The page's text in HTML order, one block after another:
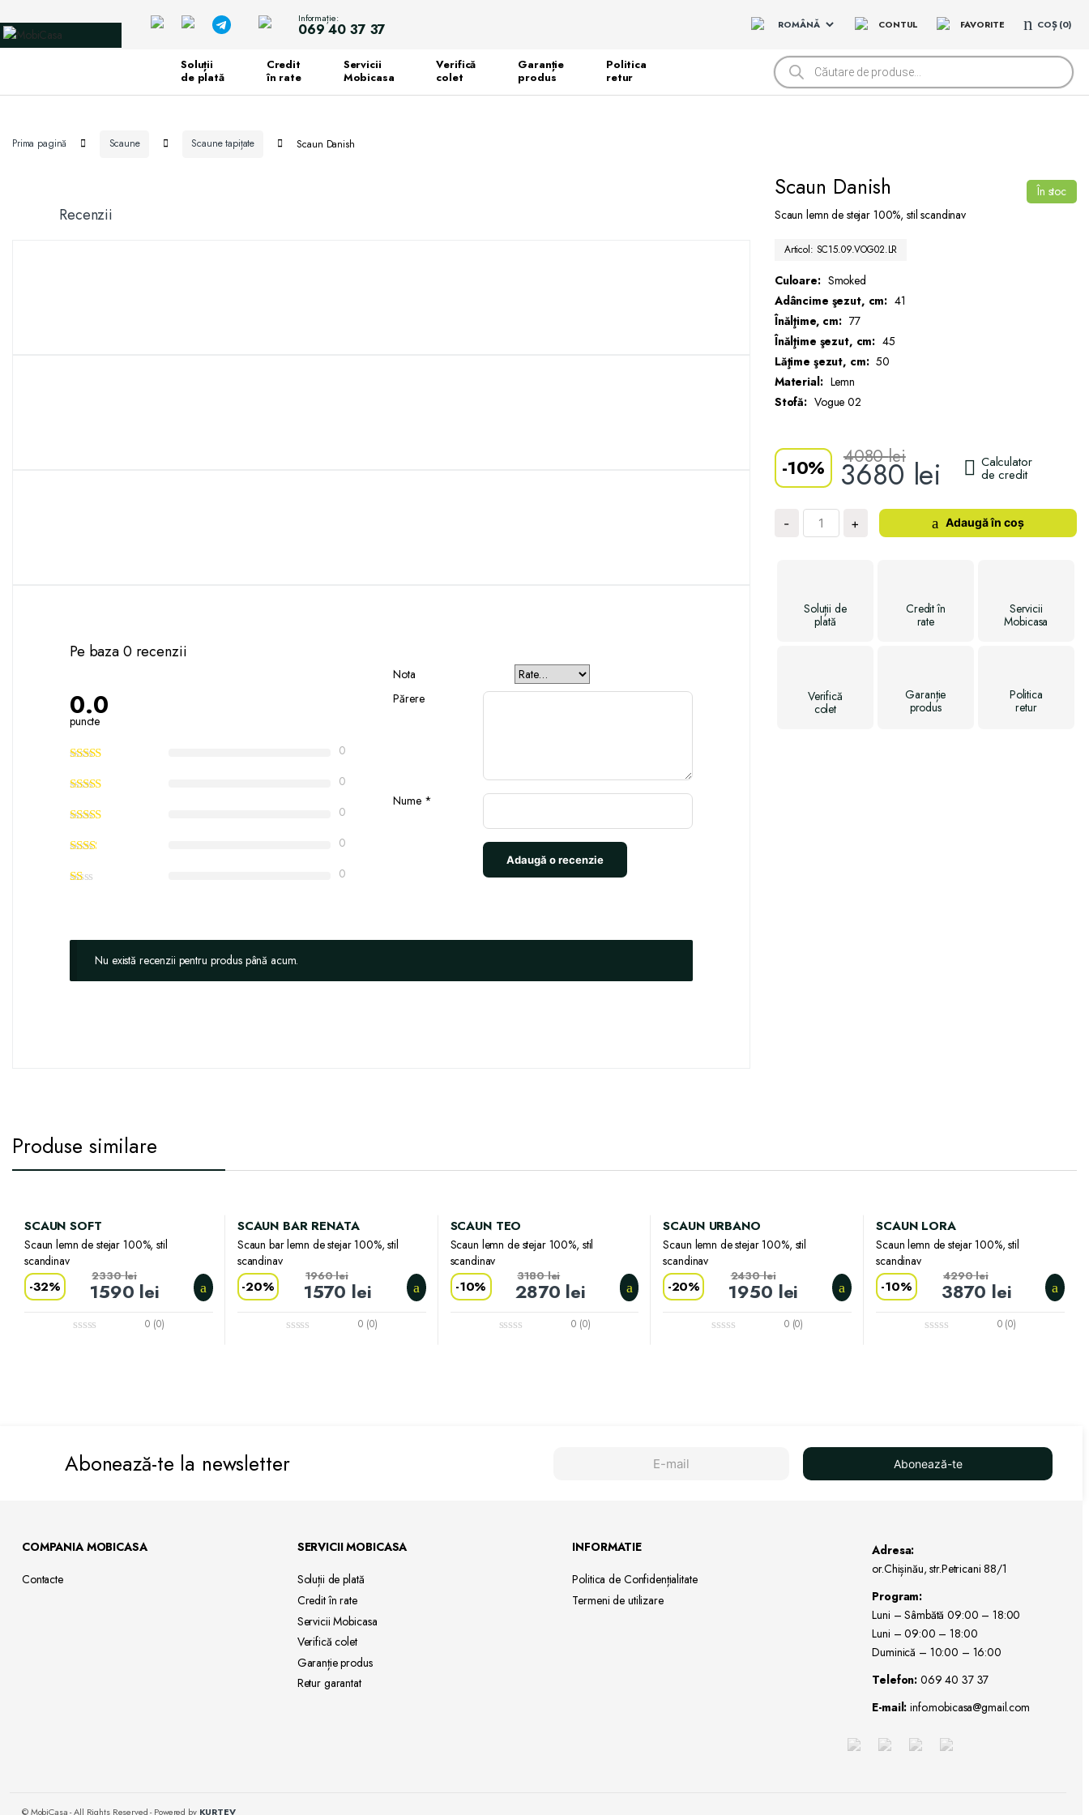
Informație:
069 40 37 37 CONTUL FAVORITE COȘ 0
Soluții
de plată
Credit
în rate
Servicii
Mobicasa
Verifică
colet
Garanție
produs
Politica
retur
Products
search
Prima pagină Scaune Scaune tapițate Scaun Danish
Recenzii
Pe baza 0 recenzii
0.0
puncte
0
0
0
0
0
Nota
Părere
Nume *
Nu există recenzii pentru produs până acum.
Scaun Danish
Scaun lemn de stejar 100%, stil scandinav
Articol: SC15.09.VOG02.LR
Culoare: Smoked
Adâncime şezut, cm: 41
Înălţime, cm: 77
Înălţime şezut, cm: 45
Lăţime şezut, cm: 50
Material: Lemn
Stofă: Vogue 02
-10% 3680 lei
4080lei Calculator
de credit
În stoc
-
Cantitate
Scaun
+ Adaugă în coș
Soluții de
plată
Creditîn
rate
Servicii
Mobicasa
Verifică
colet
Garanție
produs
Politica
retur
Produse similare
SCAUN SOFT
Scaun lemn de stejar 100%, stil
scandinav
-32% 1590 lei
2330lei
0 (0)
SCAUN BAR RENATA
Scaun bar lemn de stejar 100%, stil
scandinav
-20% 1570 lei
1960lei
0 (0)
SCAUN TEO
Scaun lemn de stejar 100%, stil
scandinav
-10% 2870 lei
3180lei
0 (0)
SCAUN URBANO
Scaun lemn de stejar 100%, stil
scandinav
-20% 1950 lei
2430lei
0 (0)
SCAUN LORA
Scaun lemn de stejar 100%, stil
scandinav
-10% 3870 lei
4290lei
0 (0)
Abonează-te la newsletter Abonează-te
COMPANIA MOBICASA
Contacte
SERVICII MOBICASA
Soluții de plată
Creditîn rate
Servicii Mobicasa
Verifică colet
Garanțieprodus
Retur garantat
INFORMATIE
Politica de Confidențialitate
Termeni de utilizare
Adresa:
or.Chișinău, str.Petricani 88/1
Program:
Luni – Sâmbătă 09:00 – 18:00
Luni – 09:00 – 18:00
Duminică – 10:00 – 16:00
Telefon: 069 40 37 37
E-mail: info.mobicasa@gmail.com
© MobiCasa - All Rights Reserved - Powered by KURTEV